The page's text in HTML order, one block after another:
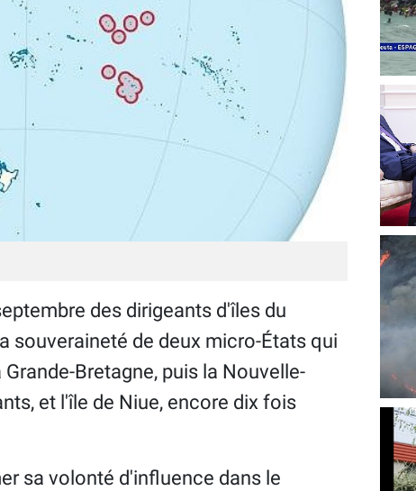
des dirigeants d'îles du
souveraineté de deux micro-États qui
Bretagne, puis la Nouvelle-
et l'île de Niue, encore dix fois
sa volonté d'influence dans le